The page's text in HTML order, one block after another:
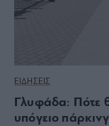
ΕΙΔΗΣΕΙΣ
Γλυφάδα: Πότε
υπόγειο